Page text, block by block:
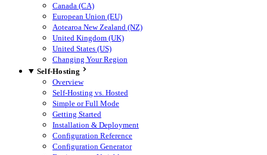
Canada (CA)
European Union (EU)
Aotearoa New Zealand (NZ)
United Kingdom (UK)
United States (US)
Changing Your Region
Self-Hosting
Overview
Self-Hosting vs. Hosted
Simple or Full Mode
Getting Started
Installation & Deployment
Configuration Reference
Configuration Generator